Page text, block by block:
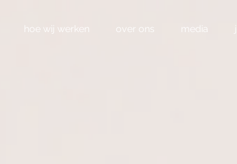
hoe wij werken over ons media